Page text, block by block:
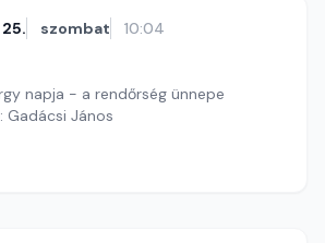
szombat 10:04
napja - a rendőrség ünnepe
Gadácsi János